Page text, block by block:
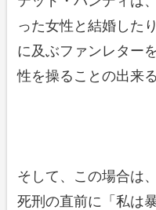
った女性と結婚した
に及ぶファンレター
性を操ることの出来
そして、この場合は
死刑の直前に「私は